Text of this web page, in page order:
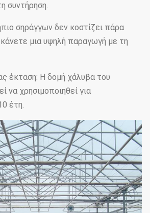
συντήρηση.
σηράγγων δεν κοστίζει πάρα
μια υψηλή παραγωγή με τη
έκταση: Η δομή χάλυβα του
να χρησιμοποιηθεί για
έτη.